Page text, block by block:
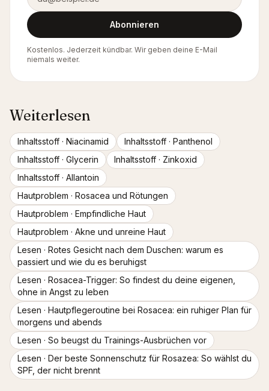
Abonnieren
Kostenlos. Jederzeit kündbar. Wir geben deine E-Mail
niemals weiter.
Weiterlesen
Inhaltsstoff · Niacinamid Inhaltsstoff · Panthenol
Inhaltsstoff · Glycerin Inhaltsstoff · Zinkoxid
Inhaltsstoff · Allantoin
Hautproblem · Rosacea und Rötungen
Hautproblem · Empfindliche Haut
Hautproblem · Akne und unreine Haut
Lesen · Rotes Gesicht nach dem Duschen: warum es
passiert und wie du es beruhigst
Lesen · Rosacea-Trigger: So findest du deine eigenen,
ohne in Angst zu leben
Lesen · Hautpflegeroutine bei Rosacea: ein ruhiger Plan für
morgens und abends
Lesen · So beugst du Trainings-Ausbrüchen vor
Lesen · Der beste Sonnenschutz für Rosazea: So wählst du
SPF, der nicht brennt